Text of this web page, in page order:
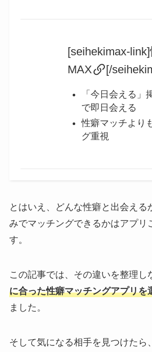
[seihekimax-
MAX
[/
「今日会える」
で即日会える
性癖マッチより
グ重視
とはいえ、どんな性癖と出会える
みでマッチングできるかはアプリ
す。
この記事では、その違いを整理し
に合った性癖マッチングアプリを
ました。
そして気になる相手を見つけたら